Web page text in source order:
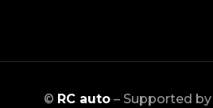
© RC auto – Supported by